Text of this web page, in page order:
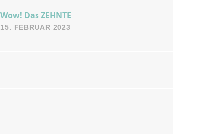
Wow! Das ZEHNTE
15. FEBRUAR 2023